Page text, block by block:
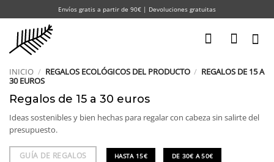
al
contenido
Envíos gratis a partir de 90€ | Devoluciones gratuitas
INICIO / REGALOS ECOLÓGICOS DEL PRODUCTO / REGALOS DE 15 A
30 EUROS
Regalos de 15 a 30 euros
Ideas sostenibles y bien hechas para regalar con cabeza sin salirte del
presupuesto.
GUÍA DE REGALOS HASTA 15€ DE 30€ A 50€